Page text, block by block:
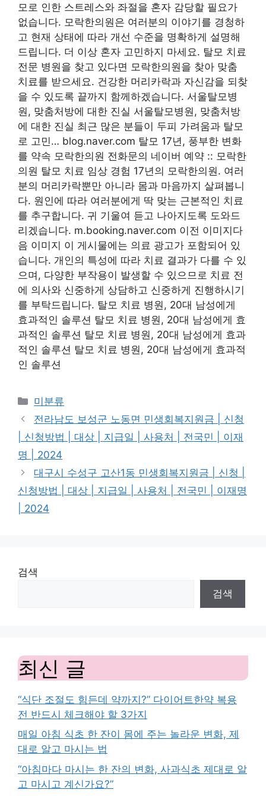
모로 인한 스트레스와 좌절을 혼자 감당할 필요가
없습니다. 모락한의원은 여러분의 이야기를 경청하
고 현재 상태에 따라 개선 수준을 명확하게 설명해
드립니다. 더 이상 혼자 고민하지 마세요. 탈모 치료
전문 병원을 찾고 있다면 모락한의원을 찾아 맞춤
치료를 받으세요. 건강한 머리카락과 자신감을 되찾
을 수 있도록 끝까지 함께하겠습니다. 서울탈모병
원, 맞춤처방에 대한 진실 서울탈모병원, 맞춤처방
에 대한 진실 최근 많은 분들이 두피 가려움과 탈모
로 고민… blog.naver.com 탈모 17년, 풍부한 변화
를 약속 모락한의원 전화문의 네이버 예약 :: 모락한
의원 탈모 치료 임상 경험 17년의 모락한의원. 여러
분의 머리카락뿐만 아니라 몸과 마음까지 살펴봅니
다. 원인에 따라 여러분에게 딱 맞는 근본적인 치료
를 추구합니다. 귀 기울여 듣고 나아지도록 도와드
리겠습니다. m.booking.naver.com 이전 이미지다
음 이미지 이 게시물에는 의료 광고가 포함되어 있
습니다. 개인의 특성에 따라 치료 결과가 다를 수 있
으며, 다양한 부작용이 발생할 수 있으므로 치료 전
에 의사와 신중하게 상담하고 신중하게 진행하시기
를 부탁드립니다. 탈모 치료 병원, 20대 남성에게
효과적인 솔루션 탈모 치료 병원, 20대 남성에게 효
과적인 솔루션 탈모 치료 병원, 20대 남성에게 효과
적인 솔루션 탈모 치료 병원, 20대 남성에게 효과적
인 솔루션
Categories
미분류
전라남도 보성군 노동면 민생회복지원금 | 신청
| 신청방법 | 대상 | 지급일 | 사용처 | 전국민 | 이재
명 | 2024
대구시 수성구 고산1동 민생회복지원금 | 신청 |
신청방법 | 대상 | 지급일 | 사용처 | 전국민 | 이재명
| 2024
검색
검색
최신 글
“식단 조절도 힘든데 약까지?” 다이어트한약 복용
전 반드시 체크해야 할 3가지
매일 아침 식초 한 잔이 몸에 주는 놀라운 변화, 제
대로 알고 마시는 법
“아침마다 마시는 한 잔의 변화, 사과식초 제대로 알
고 마시고 계신가요?”